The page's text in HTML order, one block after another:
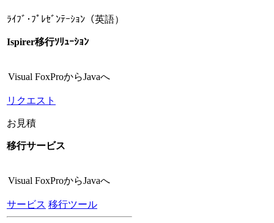
ﾗｲﾌﾞ･ﾌﾟﾚｾﾞﾝﾃｰｼｮﾝ（英語）
Ispirer移行ｿﾘｭｰｼｮﾝ
Visual FoxProからJavaへ
リクエスト
お見積
移行サービス
Visual FoxProからJavaへ
サービス 移行ツール